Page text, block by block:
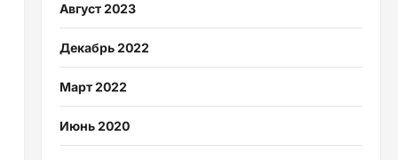
Август 2023
Декабрь 2022
Март 2022
Июнь 2020